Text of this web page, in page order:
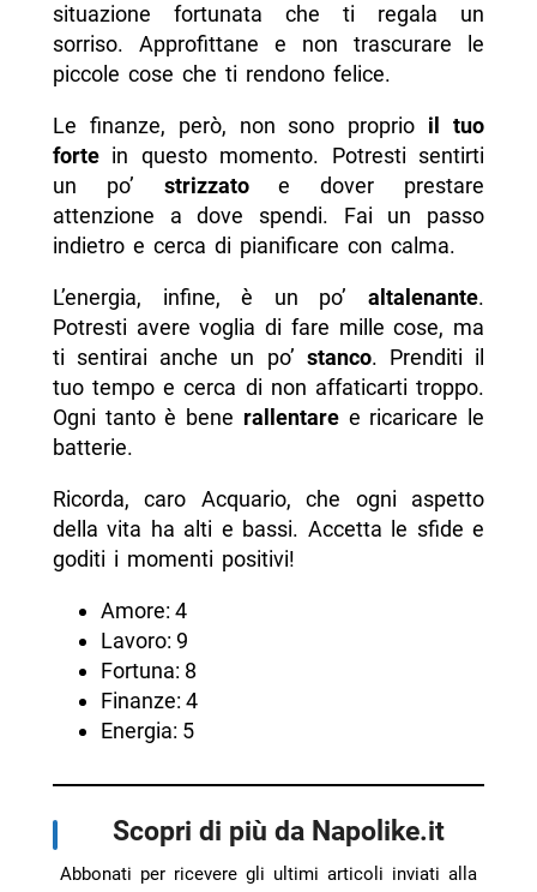
situazione fortunata che ti regala un
sorriso. Approfittane e non trascurare le
piccole cose che ti rendono felice.
Le finanze, però, non sono proprio il tuo
fortein questo momento. Potresti sentirti
un po’ strizzatoe dover prestare
attenzione a dove spendi. Fai un passo
indietro e cerca di pianificare con calma.
L’energia, infine, è un po’altalenante.
Potresti avere voglia di fare mille cose, ma
ti sentirai anche un po’ stanco. Prenditi il
tuo tempo e cerca di non affaticarti troppo.
Ogni tanto è bene rallentaree ricaricare le
batterie.
Ricorda, caro Acquario, che ogni aspetto
della vita ha alti e bassi. Accetta le sfide e
goditi i momenti positivi!
Amore: 4
Lavoro: 9
Fortuna: 8
Finanze: 4
Energia: 5
Scopri di più da Napolike.it
Abbonati per ricevere gli ultimi articoli inviati alla